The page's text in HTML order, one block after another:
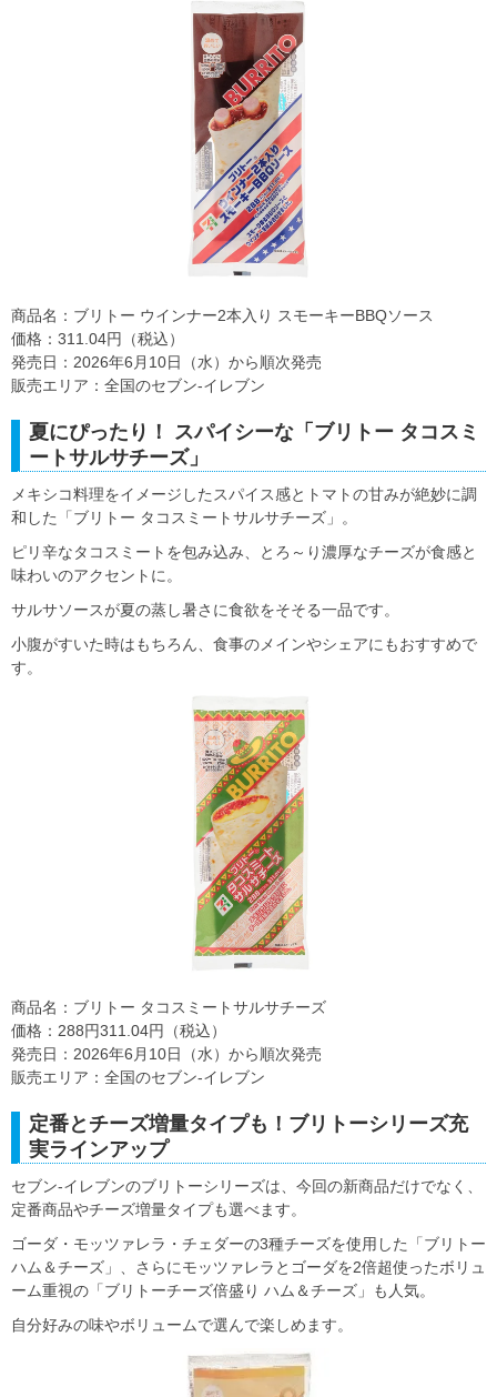
商品名：ブリトー ウインナー2本入り スモーキーBBQソース
価格：311.04円（税込）
発売日：2026年6月10日（水）から順次発売
販売エリア：全国のセブン‐イレブン
夏にぴったり！ スパイシーな「ブリトー タコスミ
ートサルサチーズ」
メキシコ料理をイメージしたスパイス感とトマトの甘みが絶妙に調
和した「ブリトー タコスミートサルサチーズ」。
ピリ辛なタコスミートを包み込み、とろ～り濃厚なチーズが食感と
味わいのアクセントに。
サルサソースが夏の蒸し暑さに食欲をそそる一品です。
小腹がすいた時はもちろん、食事のメインやシェアにもおすすめで
す。
商品名：ブリトー タコスミートサルサチーズ
価格：288円311.04円（税込）
発売日：2026年6月10日（水）から順次発売
販売エリア：全国のセブン‐イレブン
定番とチーズ増量タイプも！ブリトーシリーズ充
実ラインアップ
セブン‐イレブンのブリトーシリーズは、今回の新商品だけでなく、
定番商品やチーズ増量タイプも選べます。
ゴーダ・モッツァレラ・チェダーの3種チーズを使用した「ブリトー
ハム＆チーズ」、さらにモッツァレラとゴーダを2倍超使ったボリュ
ーム重視の「ブリトーチーズ倍盛り ハム＆チーズ」も人気。
自分好みの味やボリュームで選んで楽しめます。